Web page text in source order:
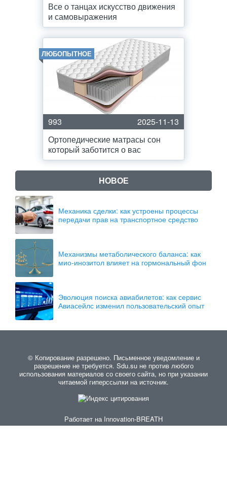
Все о танцах искусство движения
и самовыражения
ЛЮБОПЫТНОЕ
993
2025-11-13
Ортопедические матрасы сон
который заботится о вас
НОВОЕ
Механика сделки: как устроены процессы
передачи прав на транспортное средство
Механизмы метаболического баланса: как
мио-инозитол влияет на гормональный фон
Эволюция поиска авиабилетов: как сервис
Авиасейлс изменил пользовательский опыт
© Копирование разрешено. Письменное уведомление и
разрешение не требуется. Sdu.su не против любого
использования материалов со своего сайта, но при указании
читаемой гиперссылки на источник.
Работает на Innovation-BREATH